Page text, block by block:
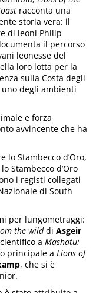
racconta una
storia vera: il
di leoni Philip
il percorso
leonesse del
loro lotta per la
sulla Costa degli
degli ambienti
e forza
avvincente che ha
lo Stambecco d’Oro,
Stambecco d’Oro
i registi collegati
di South
per lungometraggi:
the wilddiAsgeir
aMashatu:
principale aLions of
, che si è